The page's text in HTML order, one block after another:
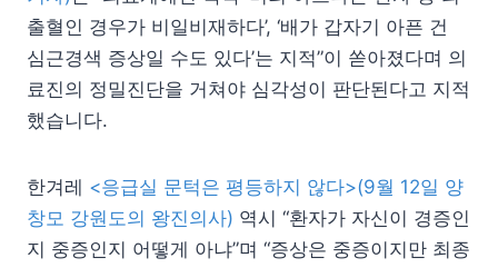
출혈인 경우가 비일비재하다’, ‘배가 갑자기 아픈 건
심근경색 증상일 수도 있다’는 지적”이 쏟아졌다며 의
료진의 정밀진단을 거쳐야 심각성이 판단된다고 지적
했습니다.
한겨레 <응급실 문턱은 평등하지 않다>(9월 12일 양
창모 강원도의 왕진의사) 역시 “환자가 자신이 경증인
지 중증인지 어떻게 아냐”며 “증상은 중증이지만 최종